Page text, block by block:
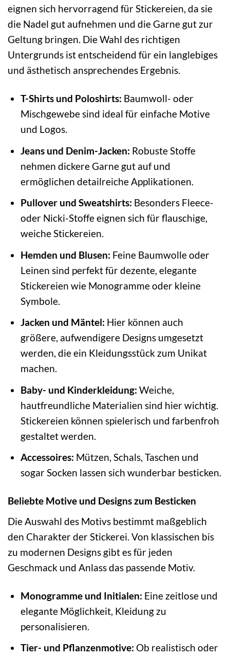
eignen sich hervorragend für Stickereien, da sie
die Nadel gut aufnehmen und die Garne gut zur
Geltung bringen. Die Wahl des richtigen
Untergrunds ist entscheidend für ein langlebiges
und ästhetisch ansprechendes Ergebnis.
T-Shirts und Poloshirts: Baumwoll- oder
Mischgewebe sind ideal für einfache Motive
und Logos.
Jeans und Denim-Jacken: Robuste Stoffe
nehmen dickere Garne gut auf und
ermöglichen detailreiche Applikationen.
Pullover und Sweatshirts: Besonders Fleece-
oder Nicki-Stoffe eignen sich für flauschige,
weiche Stickereien.
Hemden und Blusen: Feine Baumwolle oder
Leinen sind perfekt für dezente, elegante
Stickereien wie Monogramme oder kleine
Symbole.
Jacken und Mäntel: Hier können auch
größere, aufwendigere Designs umgesetzt
werden, die ein Kleidungsstück zum Unikat
machen.
Baby- und Kinderkleidung: Weiche,
hautfreundliche Materialien sind hier wichtig.
Stickereien können spielerisch und farbenfroh
gestaltet werden.
Accessoires: Mützen, Schals, Taschen und
sogar Socken lassen sich wunderbar besticken.
Beliebte Motive und Designs zum Besticken
Die Auswahl des Motivs bestimmt maßgeblich
den Charakter der Stickerei. Von klassischen bis
zu modernen Designs gibt es für jeden
Geschmack und Anlass das passende Motiv.
Monogramme und Initialen: Eine zeitlose und
elegante Möglichkeit, Kleidung zu
personalisieren.
Tier- und Pflanzenmotive: Ob realistisch oder